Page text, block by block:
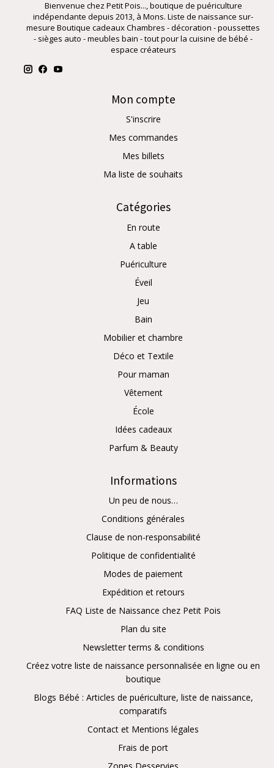
Bienvenue chez Petit Pois..., boutique de puériculture
indépendante depuis 2013, à Mons. Liste de naissance sur-
mesure Boutique cadeaux Chambres - décoration - poussettes
- sièges auto - meubles bain - tout pour la cuisine de bébé -
espace créateurs
Mon compte
S'inscrire
Mes commandes
Mes billets
Ma liste de souhaits
Catégories
En route
A table
Puériculture
Éveil
Jeu
Bain
Mobilier et chambre
Déco et Textile
Pour maman
Vêtement
École
Idées cadeaux
Parfum & Beauty
Informations
Un peu de nous…
Conditions générales
Clause de non-responsabilité
Politique de confidentialité
Modes de paiement
Expédition et retours
FAQ Liste de Naissance chez Petit Pois
Plan du site
Newsletter terms & conditions
Créez votre liste de naissance personnalisée en ligne ou en
boutique
Blogs Bébé : Articles de puériculture, liste de naissance,
comparatifs
Contact et Mentions légales
Frais de port